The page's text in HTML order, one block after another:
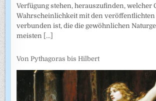
Verfügung stehen, herauszufinden, welcher
Wahrscheinlichkeit mit den veröffentlichten
verbunden ist, die die gewöhnlichen
meisten [...]
Von Pythagoras bis Hilbert